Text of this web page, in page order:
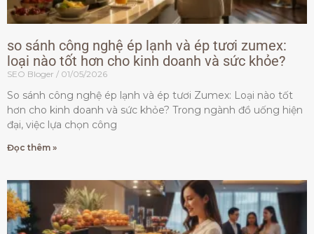
so sánh công nghệ ép lạnh và ép tươi zumex:
loại nào tốt hơn cho kinh doanh và sức khỏe?
SEO Bloger 01/05/2026
So sánh công nghệ ép lạnh và ép tươi Zumex: Loại nào tốt
hơn cho kinh doanh và sức khỏe? Trong ngành đồ uống hiện
đại, việc lựa chọn công
Đọc thêm »